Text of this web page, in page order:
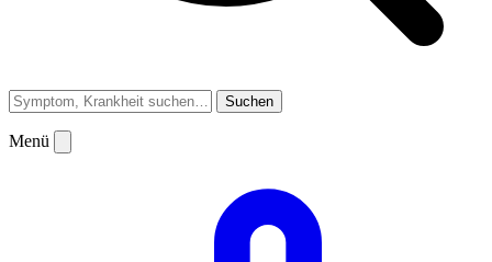
Suchen
Menü